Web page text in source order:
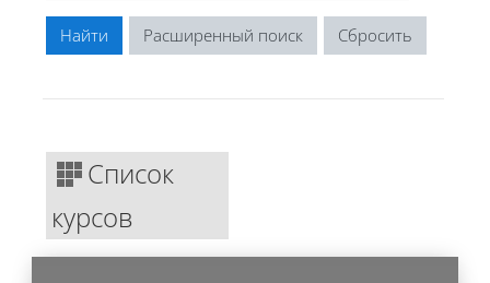
Расширенный поиск
Список
курсов